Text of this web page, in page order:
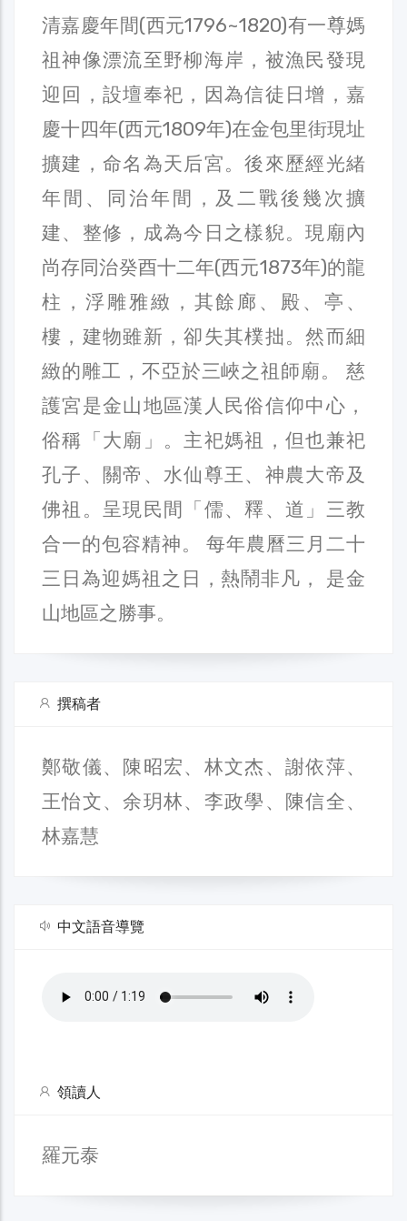
清嘉慶年間(西元1796~1820)有一尊媽
祖神像漂流至野柳海岸，被漁民發現
迎回，設壇奉祀，因為信徒日增，嘉
慶十四年(西元1809年)在金包里街現址
擴建，命名為天后宮。後來歷經光緒
年間、同治年間，及二戰後幾次擴
建、整修，成為今日之樣貎。現廟內
尚存同治癸酉十二年(西元1873年)的龍
柱，浮雕雅緻，其餘廊、殿、亭、
樓，建物雖新，卻失其樸拙。然而細
緻的雕工，不亞於三峽之祖師廟。 慈
護宮是金山地區漢人民俗信仰中心，
俗稱「大廟」。主祀媽祖，但也兼祀
孔子、關帝、水仙尊王、神農大帝及
佛祖。呈現民間「儒、釋、道」三教
合一的包容精神。 每年農曆三月二十
三日為迎媽祖之日，熱鬧非凡， 是金
山地區之勝事。
撰稿者
鄭敬儀、陳昭宏、林文杰、謝依萍、
王怡文、余玥林、李政學、陳信全、
林嘉慧
中文語音導覽
領讀人
羅元泰